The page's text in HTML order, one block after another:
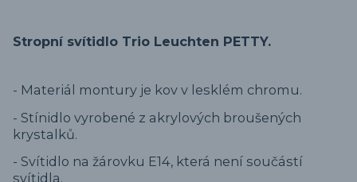
Stropní svítidlo Trio Leuchten PETTY.
- Materiál montury je kov v lesklém chromu.
- Stínidlo vyrobené z akrylových broušených
krystalků.
- Svítidlo na žárovku E14, která není součástí
svítidla.